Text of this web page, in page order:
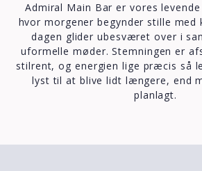
Admiral Main Bar er vores
hvor morgener begynder stille med
dagen glider ubesværet over i
uformelle møder. Stemningen er
stilrent, og energien lige præcis så
lyst til at blive lidt længere, end
planlagt.